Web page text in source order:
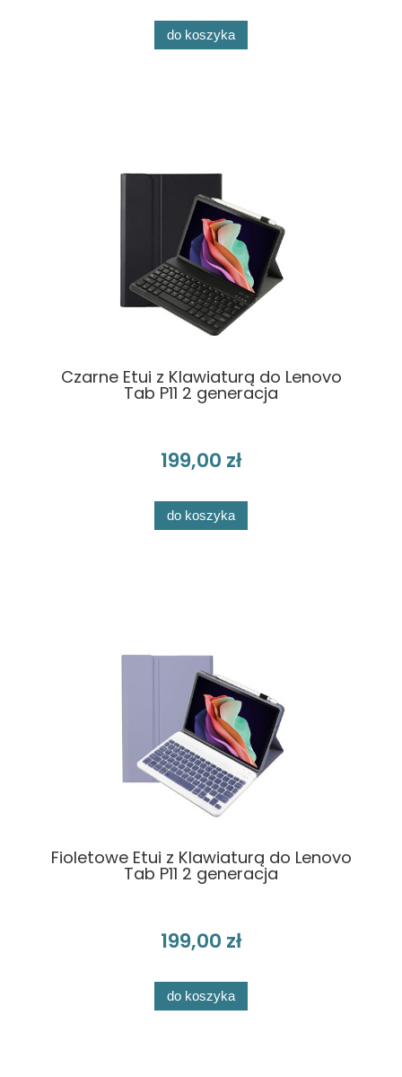
do koszyka
Czarne Etui z Klawiaturą do Lenovo
Tab P11 2 generacja
199,00 zł
do koszyka
Fioletowe Etui z Klawiaturą do Lenovo
Tab P11 2 generacja
199,00 zł
do koszyka